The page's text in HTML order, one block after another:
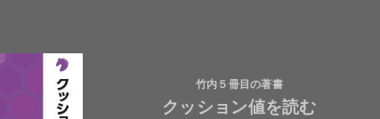
竹内５冊目の著書
クッション値を読む